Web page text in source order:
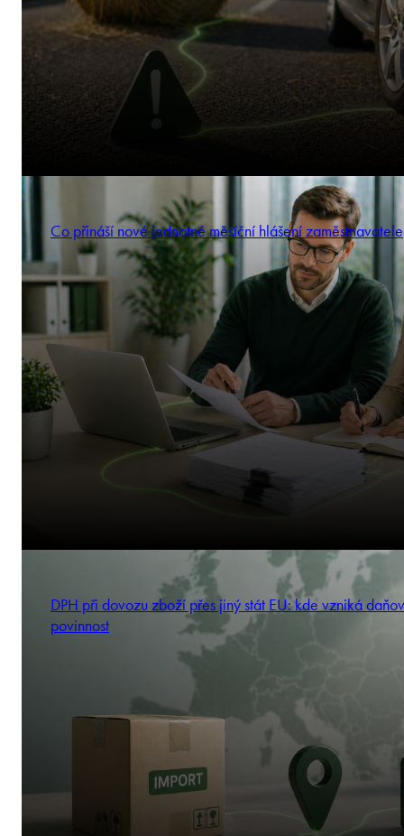
Co přináší nové jednotné měsíční hlášení zaměstnavatele
DPH při dovozu zboží přes jiný stát EU: kde vzniká
povinnost